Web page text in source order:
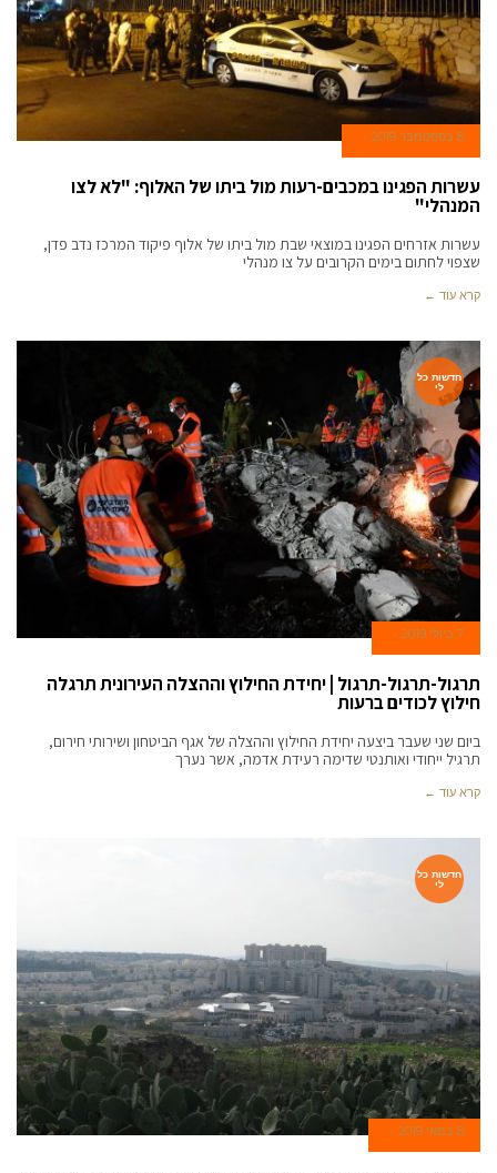
8 בספטמבר 2019
עשרות הפגינו במכבים-רעות מול ביתו של האלוף: "לא לצו
המנהלי"
עשרות אזרחים הפגינו במוצאי שבת מול ביתו של אלוף פיקוד המרכז נדב פדן,
שצפוי לחתום בימים הקרובים על צו מנהלי
קרא עוד ←
חדשות כל
לי
7 ביולי 2019
תרגול-תרגול-תרגול | יחידת החילוץ וההצלה העירונית תרגלה
חילוץ לכודים ברעות
ביום שני שעבר ביצעה יחידת החילוץ וההצלה של אגף הביטחון ושירותי חירום,
תרגיל ייחודי ואותנטי שדימה רעידת אדמה, אשר נערך
קרא עוד ←
חדשות כל
לי
8 במאי 2019